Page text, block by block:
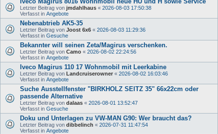
Letzter Beitrag von jmdahlhaus « 2026-08-03 17:50:38
Verfasst in Angebote
Nebenabtrieb AK5-35
Letzter Beitrag von Joost 6x6 « 2026-08-03 11:29:36
Verfasst in Gesuche
Bekannter will seinen Zeta/Magirus verschenken.
Letzter Beitrag von Camo « 2026-08-02 22:24:56
Verfasst in Angebote
Iveco Magirus 110 17 Wohnmobil mit Leerkabine
Letzter Beitrag von Landcruiserowner « 2026-08-02 16:03:46
Verfasst in Angebote
Suche Ausstellfenster "BIRKHOLZ SEITZ 35" 66x22cm oder
passende Alternative
Letzter Beitrag von dalaas « 2026-08-01 13:52:47
Verfasst in Gesuche
Doku und Unterlagen zu VW-MAN G90: Wer braucht das?
Letzter Beitrag von dibbelinch « 2026-07-31 11:47:54
Verfasst in Angebote